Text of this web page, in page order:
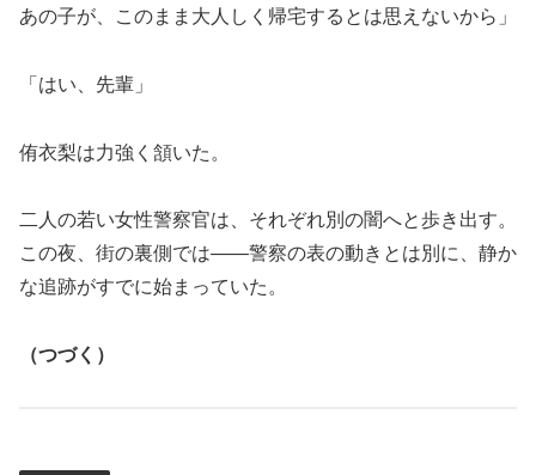
あの子が、このまま大人しく帰宅するとは思えないから」
「はい、先輩」
侑衣梨は力強く頷いた。
二人の若い女性警察官は、それぞれ別の闇へと歩き出す。
この夜、街の裏側では――警察の表の動きとは別に、静か
な追跡がすでに始まっていた。
（つづく）